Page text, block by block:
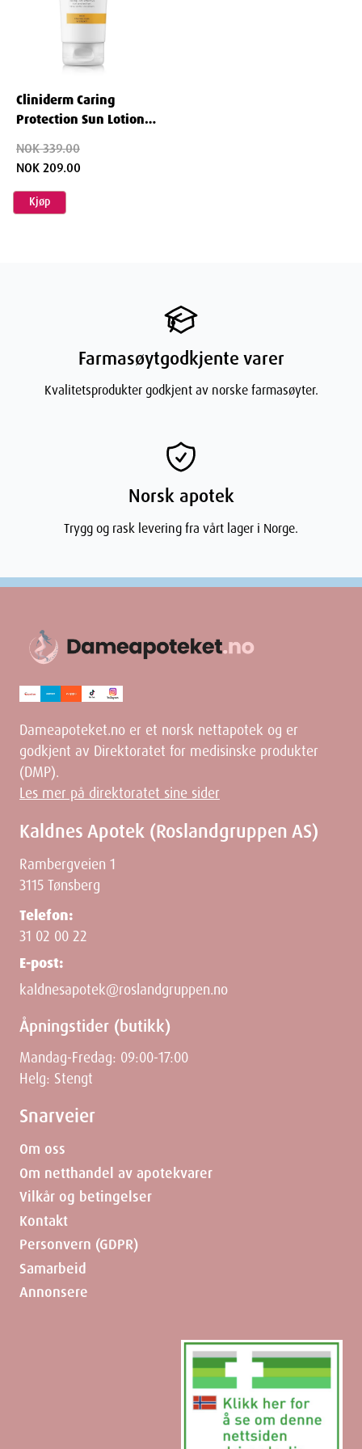
Weight
Cliniderm Caring
Protection Sun Lotion
NOK 339.00
NOK 209.00
Kjøp
Farmasøytgodkjente varer
Kvalitetsprodukter godkjent av norske farmasøyter.
Norsk apotek
Trygg og rask levering fra vårt lager i Norge.
Dameapoteket.no er et norsk nettapotek og er
godkjent av Direktoratet for medisinske produkter
(DMP).
Les mer på direktoratet sine sider
Kaldnes Apotek (Roslandgruppen AS)
Rambergveien 1
3115 Tønsberg
Telefon:
31 02 00 22
E-post:
kaldnesapotek@roslandgruppen.no
Åpningstider (butikk)
Mandag-Fredag: 09:00-17:00
Helg: Stengt
Snarveier
Om oss
Om netthandel av apotekvarer
Vilkår og betingelser
Kontakt
Personvern (GDPR)
Samarbeid
Annonsere